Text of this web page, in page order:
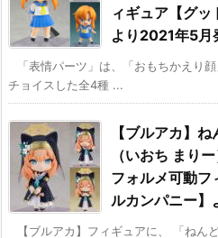
ィギュア【グッ
より2021年5月
「表情パーツ」は、「おもちかえり
チョイスした全4種 ...
【ブルアカ】
（いおち まり
フォルメ可動フ
ルカンパニー
【ブルアカ】フィギュアに、 「ねん